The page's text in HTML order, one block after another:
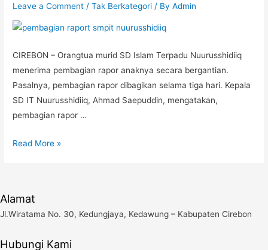
Leave a Comment /Tak Berkategori / ByAdmin
CIREBON – Orangtua murid SD Islam Terpadu Nuurusshidiiq
menerima pembagian rapor anaknya secara bergantian.
Pasalnya, pembagian rapor dibagikan selama tiga hari. Kepala
SD IT Nuurusshidiiq, Ahmad Saepuddin, mengatakan,
pembagian rapor …
Pembagian
IT
Nuurusshidiiq
Jika
Read More »
Alamat
Jl.Wiratama No. 30, Kedungjaya, Kedawung – Kabupaten Cirebon
Hubungi Kami